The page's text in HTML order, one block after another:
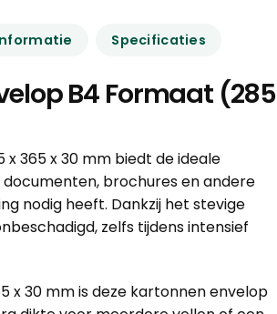
Specificaties
B4 Formaat (285
365 x 30 mm biedt de ideale
brochures en andere
nodig heeft. Dankzij het stevige
zelfs tijdens intensief
x 30 mm is deze kartonnen envelop